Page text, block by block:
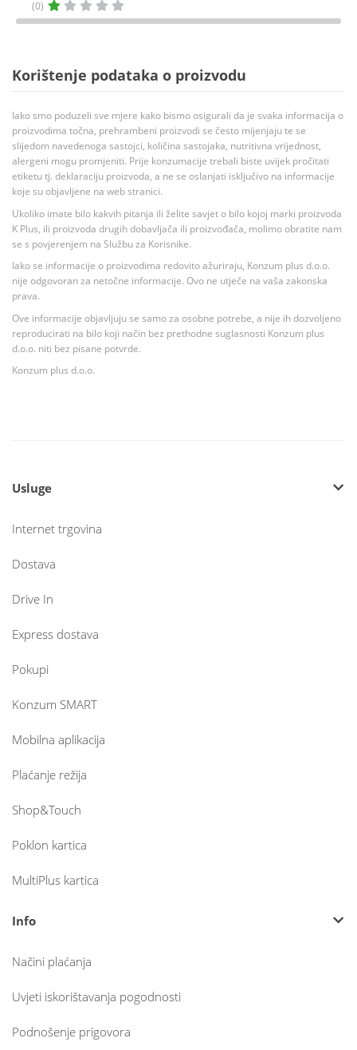
(0)
Korištenje podataka o proizvodu
Iako smo poduzeli sve mjere kako bismo osigurali da je svaka informacija o
proizvodima točna, prehrambeni proizvodi se često mijenjaju te se
slijedom navedenoga sastojci, količina sastojaka, nutritivna vrijednost,
alergeni mogu promjeniti. Prije konzumacije trebali biste uvijek pročitati
etiketu tj. deklaraciju proizvoda, a ne se oslanjati isključivo na informacije
koje su objavljene na web stranici.
Ukoliko imate bilo kakvih pitanja ili želite savjet o bilo kojoj marki proizvoda
K Plus, ili proizvoda drugih dobavljača ili proizvođača, molimo obratite nam
se s povjerenjem na Službu za Korisnike.
Iako se informacije o proizvodima redovito ažuriraju, Konzum plus d.o.o.
nije odgovoran za netočne informacije. Ovo ne utječe na vaša zakonska
prava.
Ove informacije objavljuju se samo za osobne potrebe, a nije ih dozvoljeno
reproducirati na bilo koji način bez prethodne suglasnosti Konzum plus
d.o.o. niti bez pisane potvrde.
Konzum plus d.o.o.
Usluge
Internet trgovina
Dostava
Drive In
Express dostava
Pokupi
Konzum SMART
Mobilna aplikacija
Plaćanje režija
Shop&Touch
Poklon kartica
MultiPlus kartica
Info
Načini plaćanja
Uvjeti iskorištavanja pogodnosti
Podnošenje prigovora